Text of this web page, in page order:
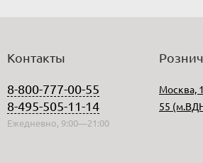
Контакты
8-800-777-00-55
8-495-505-11-14
Ежедневно, 9:00—21:00
Москва,
55